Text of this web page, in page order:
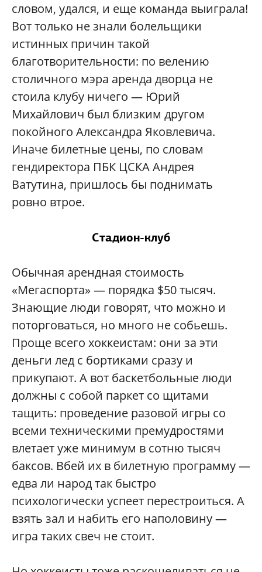
словом, удался, и еще команда выиграла!
Вот только не знали болельщики
истинных причин такой
благотворительности: по велению
столичного мэра аренда дворца не
стоила клубу ничего — Юрий
Михайлович был близким другом
покойного Александра Яковлевича.
Иначе билетные цены, по словам
гендиректора ПБК ЦСКА Андрея
Ватутина, пришлось бы поднимать
ровно втрое.
Стадион-клуб
Обычная арендная стоимость
«Мегаспорта» — порядка $50 тысяч.
Знающие люди говорят, что можно и
поторговаться, но много не собьешь.
Проще всего хоккеистам: они за эти
деньги лед с бортиками сразу и
прикупают. А вот баскетбольные люди
должны с собой паркет со щитами
тащить: проведение разовой игры со
всеми техническими премудростями
влетает уже минимум в сотню тысяч
баксов. Вбей их в билетную программу —
едва ли народ так быстро
психологически успеет перестроиться. А
взять зал и набить его наполовину —
игра таких свеч не стоит.